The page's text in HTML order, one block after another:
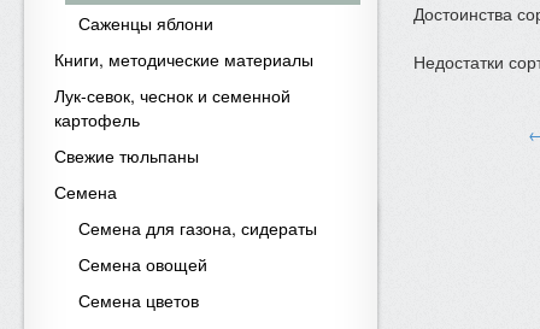
Саженцы яблони
Книги, методические материалы
Лук-севок, чеснок и семенной
картофель
Свежие тюльпаны
Семена
Семена для газона, сидераты
Семена овощей
Семена цветов
Достоинства
Недостатки